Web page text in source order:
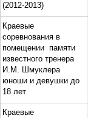
(2012-2013)
Краевые
соревнования в
помещении памяти
известного тренера
И.М. Шмуклера
юноши и девушки до
18 лет
Краевые